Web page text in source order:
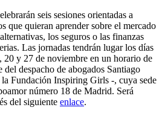
seis sesiones orientadas a
que quieran aprender sobre el mercado
los seguros o las finanzas
Las jornadas tendrán lugar los días
20 y 27 de noviembre en un horario de
del despacho de abogados Santiago
Fundación Inspiring Girls -, cuya sede
número 18 de Madrid. Será
del siguiente enlace.